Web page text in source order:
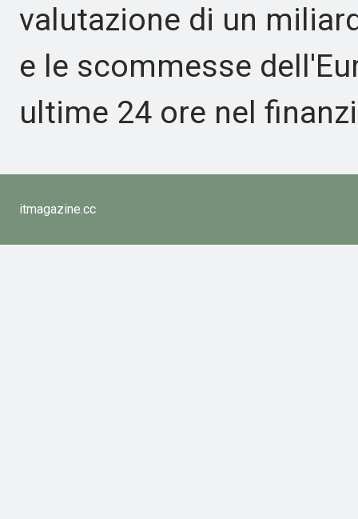
valutazione di un
e le scommesse
ultime 24 ore nel
itmagazine.cc